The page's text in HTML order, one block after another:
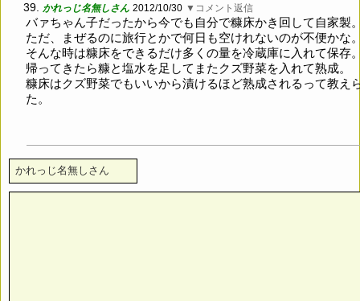
39. かれっじ名無しさん 2012/10/30 ▼コメント返信
バァちゃん子だったから今でも自分で糠床かき回して自家製
ただ、まぜるのに旅行とかで何日も空けれないのが不便かな
そんな時は糠床をできるだけ多くの量を冷蔵庫に入れて保存
帰ってきたら糠と塩水を足してまたクズ野菜を入れて熟成。
糠床はクズ野菜でもいいから漬けるほど熟成されるって教え
た。